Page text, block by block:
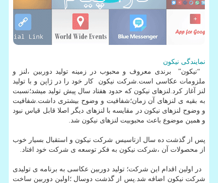
نمایندگی نیکون
“نیکون” برندی معروف و محبوب در زمینه تولید دوربین ،لنز و
ملزومات عکاسی است.شرکت نیکون کار خود را در ژاپن و با تولید
لنز آغاز کرد.لنزهای نیکون که حدود هفتاد سال پیش تولید میشد؛نسبت
به بقیه ی لنزهای آن زمان؛شفافیت و وضوح بیشتری داشت.شفافیت
و وضوح لنزهای نیکون در مقایسه با لنزهای دیگر اصلا قابل قیاس نبود
و همین موضوع باعث محبوبیت لنزهای نیکون شد.
پس از گذشت ده سال ازتاسیس شرکت نیکون و استقبال بسیار خوب
از محصولات آن ،شرکت نیکون به فکر توسعه ی شرکت خود افتاد.
در اولین اقدام این شرکت؛ تولید دوربین عکاسی به برنامه ی تولیدی
شرکت نیکون اضافه شد.پس از گذشت دوسال ؛اولین دوربین ساخت